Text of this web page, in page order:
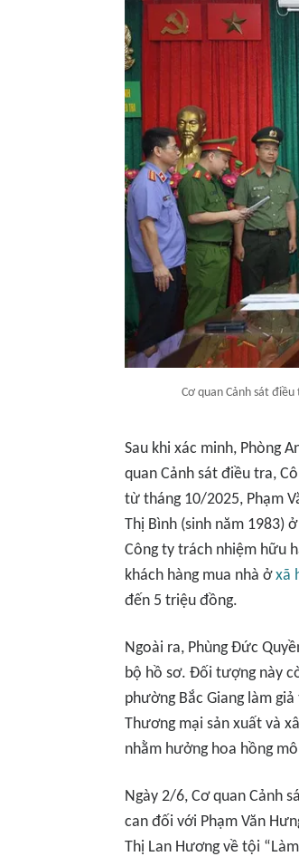
Cơ quan Cảnh sát
Sau khi xác minh, Phòng
quan Cảnh sát điều tra,
từ tháng 10/2025, Phạm
Thị Bình (sinh năm 1983)
Công ty trách nhiệm hữu
khách hàng mua nhà ởxã
đến 5 triệu đồng.
Ngoài ra, Phùng Đức
bộ hồ sơ. Đối tượng này
phường Bắc Giang làm
Thương mại sản xuất và
nhằm hưởng hoa hồng
Ngày 2/6, Cơ quan Cảnh
can đối với Phạm Văn
Thị Lan Hương về tội